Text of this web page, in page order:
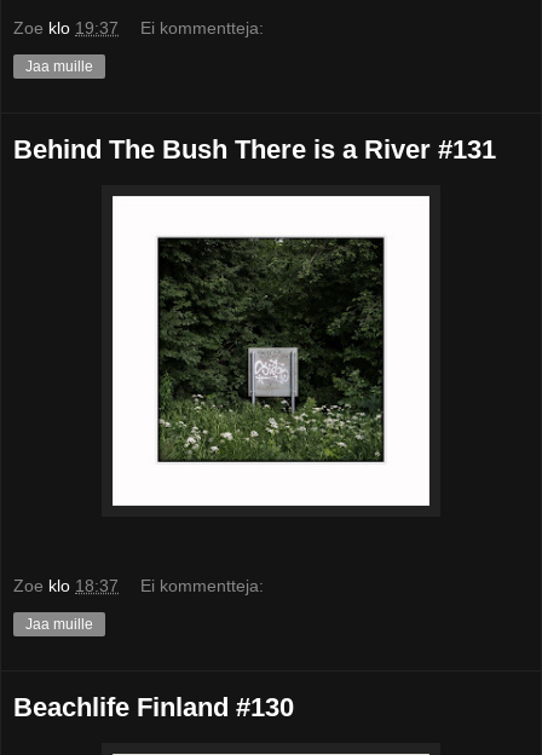
Zoe klo 19:37 Ei kommentteja:
Jaa muille
Behind The Bush There is a River #131
Zoe klo 18:37 Ei kommentteja:
Jaa muille
Beachlife Finland #130